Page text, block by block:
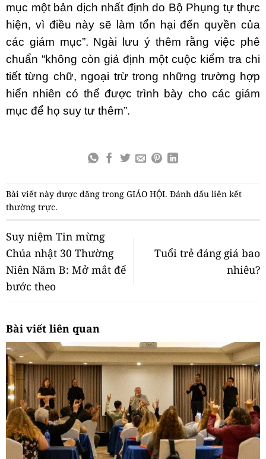
mục một bản dịch nhất định do Bộ Phụng tự thực
hiện, vì điều này sẽ làm tổn hại đến quyền của
các giám mục”. Ngài lưu ý thêm rằng việc phê
chuẩn “không còn giả định một cuộc kiểm tra chi
tiết từng chữ, ngoại trừ trong những trường hợp
hiển nhiên có thể được trình bày cho các giám
mục để họ suy tư thêm”.
Bài viết này được đăng trong GIÁO HỘI. Đánh dấu liên kết
thường trực.
Suy niệm Tin mừng
Chúa nhật 30 Thường
Niên Năm B: Mở mắt để
bước theo
Tuổi trẻ đáng giá bao
nhiêu?
Bài viết liên quan